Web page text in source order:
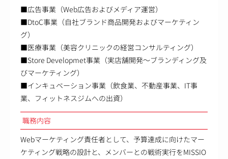
■広告事業（Web広告およびメディア運営）
■DtoC事業（自社ブランド商品開発およびマーケティン
グ）
■医療事業（美容クリニックの経営コンサルティング）
■Store Developmet事業（実店舗開発～ブランディング及
びマーケティング）
■インキュベーション事業（飲食業、不動産事業、IT事
業、フィットネスジムへの出資）
職務内容
Webマーケティング責任者として、予算達成に向けたマー
ケティング戦略の設計と、メンバーとの戦術実行をMISSIO